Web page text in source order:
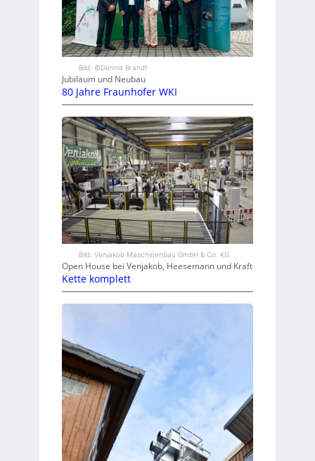
Bild: ©Dennis Brandt
Jubiläum und Neubau
80 Jahre Fraunhofer WKI
Bild: Venjakob Maschinenbau GmbH & Co. KG
Open House bei Venjakob, Heesemann und Kraft
Kette komplett